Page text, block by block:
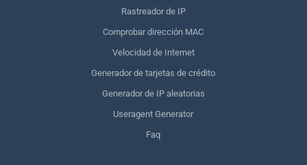
Rastreador de IP
Comprobar dirección MAC
Velocidad de Internet
Generador de tarjetas de crédito
Generador de IP aleatorias
Useragent Generator
Faq